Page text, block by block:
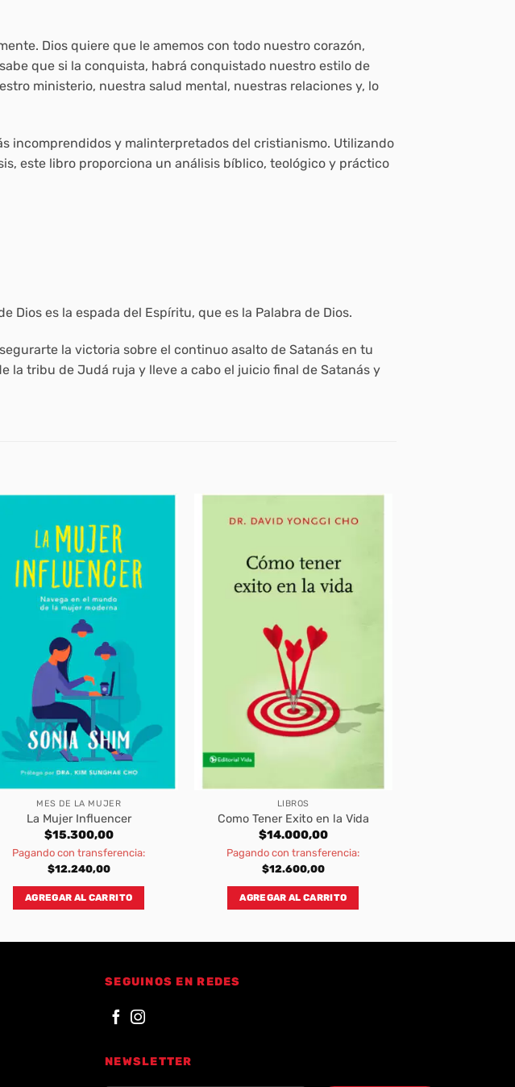
Dios quiere que le amemos con todo nuestro corazón,
que si la conquista, habrá conquistado nuestro estilo de
ministerio, nuestra salud mental, nuestras relaciones y, lo
incomprendidos y malinterpretados del cristianismo. Utilizando
este libro proporciona un análisis bíblico, teológico y práctico
Dios es la espada del Espíritu, que es la Palabra de Dios.
la victoria sobre el continuo asalto de Satanás en tu
la tribu de Judá ruja y lleve a cabo el juicio final de Satanás y
MES DE LA MUJER
La Mujer Influencer
$15.300,00
Pagando con transferencia:
$12.240,00
AGREGAR AL CARRITO
LIBROS
Como Tener Exito en la Vida
$14.000,00
Pagando con transferencia:
$12.600,00
AGREGAR AL CARRITO
SEGUINOS EN REDES
NEWSLETTER